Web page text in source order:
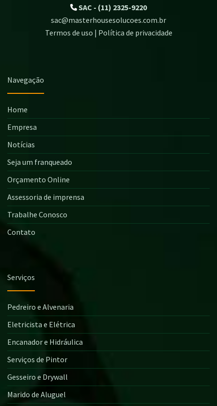
SAC - (11) 2325-9220
sac@masterhousesolucoes.com.br
Termos de uso | Política de privacidade
Navegação
Home
Empresa
Notícias
Seja um franqueado
Orçamento Online
Assessoria de imprensa
Trabalhe Conosco
Contato
Serviços
Pedreiro e Alvenaria
Eletricista e Elétrica
Encanador e Hidráulica
Serviços de Pintor
Gesseiro e Drywall
Marido de Aluguel